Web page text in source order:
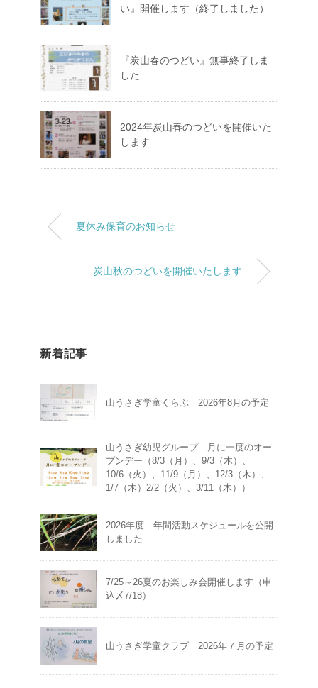
い』開催します（終了しました）
『炭山春のつどい』無事終了しま
した
2024年炭山春のつどいを開催いた
します
夏休み保育のお知らせ
炭山秋のつどいを開催いたします
新着記事
山うさぎ学童くらぶ 2026年8月の予定
山うさぎ幼児グループ 月に一度のオー
プンデー（8/3（月）、9/3（木）、
10/6（火）、11/9（月）、12/3（木）、
1/7（木）2/2（火）、3/11（木））
2026年度 年間活動スケジュールを公開
しました
7/25～26夏のお楽しみ会開催します（申
込〆7/18）
山うさぎ学童クラブ 2026年７月の予定